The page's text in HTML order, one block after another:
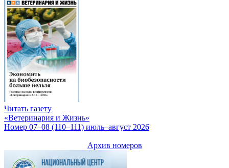
Читать газету
«Ветеринария и Жизнь»
Номер 07–08 (110–111) июль–август 2026
Архив номеров